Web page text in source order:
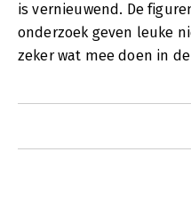
is vernieuwend. De
onderzoek geven leuke
zeker wat mee doen in